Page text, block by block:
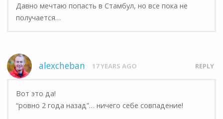
Давно мечтаю попасть в Стамбул, но все пока не
получается…
alexcheban 17 YEARS AGO REPLY
Вот это да!
“ровно 2 года назад”… ничего себе совпадение!